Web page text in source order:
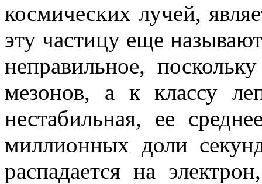
космических лучей,
эту частицу еще
неправильное,
мезонов, а к классу
нестабильная, ее
миллионных доли
распадается на